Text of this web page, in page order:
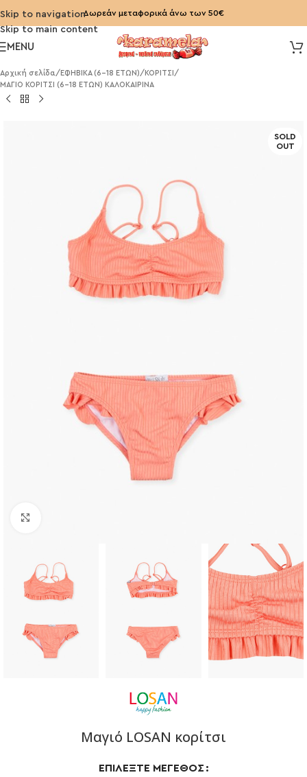
Skip to navigation
Skip to main content
Δωρεάν μεταφορικά άνω των 50€
MENU
Αρχική σελίδα/ ΕΦΗΒΙΚΑ (6-18 ΕΤΩΝ)/ ΚΟΡΙΤΣΙ /
ΜΑΓΙΟ ΚΟΡΙΤΣΙ (6-18 ΕΤΩΝ) ΚΑΛΟΚΑΙΡΙΝΑ
SOLD
OUT
Μαγιό LOSAN κορίτσι
ΕΠΙΛΈΞΤΕ ΜΈΓΕΘΟΣ